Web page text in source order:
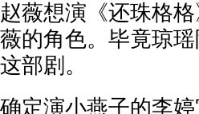
赵薇想演《还珠格
薇的角色。毕竟琼
这部剧。
确定演小燕子的李